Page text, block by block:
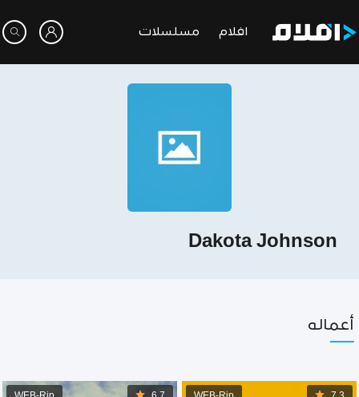
افلام مسلسلات
Dakota Johnson
أعماله